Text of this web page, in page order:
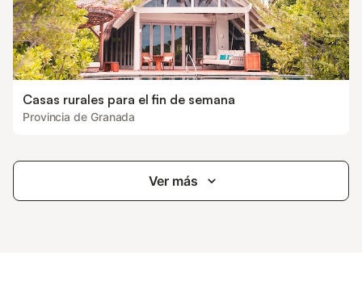
Casas rurales para el fin de semana
Provincia de Granada
Ver más